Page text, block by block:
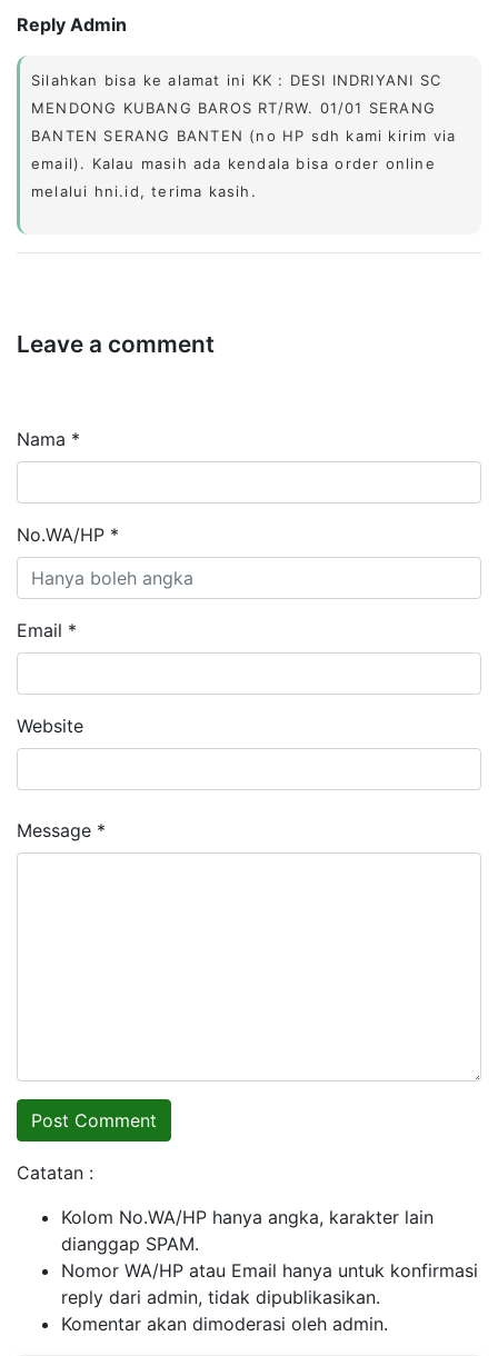
Reply Admin
Silahkan bisa ke alamat ini KK : DESI INDRIYANI SC
MENDONG KUBANG BAROS RT/RW. 01/01 SERANG
BANTEN SERANG BANTEN (no HP sdh kami kirim via
email). Kalau masih ada kendala bisa order online
melalui hni.id, terima kasih.
Leave a comment
Nama *
No.WA/HP *
Email *
Website
Message *
Catatan :
Kolom No.WA/HP hanya angka, karakter lain
dianggap SPAM.
Nomor WA/HP atau Email hanya untuk konfirmasi
reply dari admin, tidak dipublikasikan.
Komentar akan dimoderasi oleh admin.